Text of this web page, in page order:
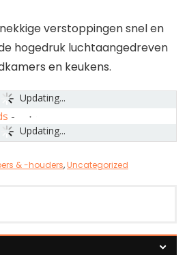
verstoppingen snel en
hogedruk luchtaangedreven
en keukens.
Updating...
Updating...
-
& -houders,Uncategorized